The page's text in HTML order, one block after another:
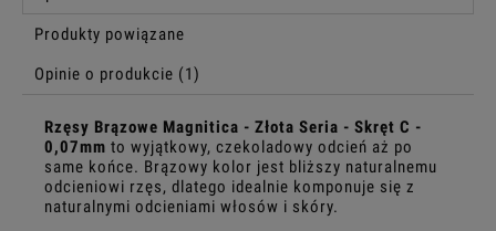
Produkty powiązane
Opinie o produkcie (1)
Rzęsy Brązowe Magnitica - Złota Seria - Skręt C -
0,07mm to wyjątkowy, czekoladowy odcień aż po
same końce. Brązowy kolor jest bliższy naturalnemu
odcieniowi rzęs, dlatego idealnie komponuje się z
naturalnymi odcieniami włosów i skóry.